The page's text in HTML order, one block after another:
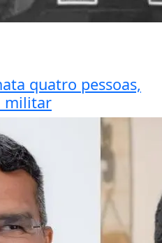
quatro pessoas,
militar